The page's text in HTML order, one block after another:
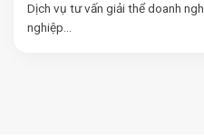
Dịch vụ tư vấn giải thể doanh
nghiệp...